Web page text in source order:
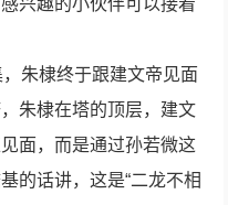
兴趣的小伙伴可以接着
朱棣终于跟建文帝见面
朱棣在塔的顶层，建文
面，而是通过孙若微这
的话讲，这是“二龙不相